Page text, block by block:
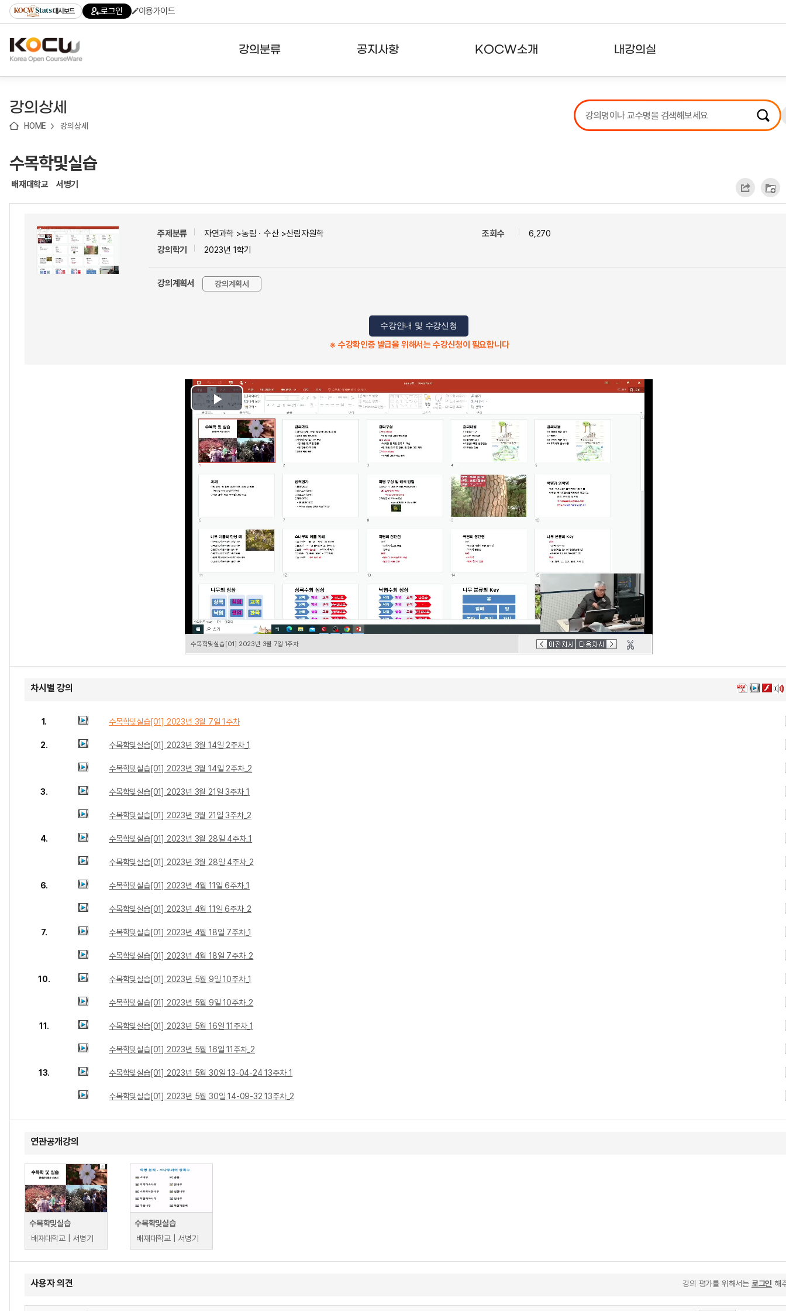
기
기
기
content)
가
대시보드 로그인 이용가이드
강의분류 공지사항 KOCW소개 내강의실
강의리스트
수강확인증강의
강의상세
HOME 강의상세
수목학및실습
배재대학교 서병기
주제분류
자연과학 >농림ㆍ수산 >산림자원학
강의학기
2023년 1학기
조회수 6,270
강의계획서 강의계획서
수강안내 및 수강신청
※ 수강확인증 발급을 위해서는 수강신청이 필요합니다
Play
Video
수목학및실습[01] 2023년 3월 7일 1주차
차시별 강의
1. 수목학및실습[01] 2023년 3월 7일 1주차
2. 수목학및실습[01] 2023년 3월 14일 2주차_1
수목학및실습[01] 2023년 3월 14일 2주차_2
3. 수목학및실습[01] 2023년 3월 21일 3주차_1
수목학및실습[01] 2023년 3월 21일 3주차_2
4. 수목학및실습[01] 2023년 3월 28일 4주차_1
수목학및실습[01] 2023년 3월 28일 4주차_2
6. 수목학및실습[01] 2023년 4월 11일 6주차_1
수목학및실습[01] 2023년 4월 11일 6주차_2
7. 수목학및실습[01] 2023년 4월 18일 7주차_1
수목학및실습[01] 2023년 4월 18일 7주차_2
10. 수목학및실습[01] 2023년 5월 9일 10주차_1
수목학및실습[01] 2023년 5월 9일 10주차_2
11. 수목학및실습[01] 2023년 5월 16일 11주차_1
수목학및실습[01] 2023년 5월 16일 11주차_2
13. 수목학및실습[01] 2023년 5월 30일 13-04-24 13주차_1
수목학및실습[01] 2023년 5월 30일 14-09-32 13주차_2
연관공개강의
수목학및실습
배재대학교 | 서병기
수목학및실습
배재대학교 | 서병기
사용자 의견 강의 평가를 위해서는 로그인 해